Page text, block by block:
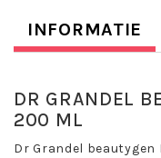
INFORMATIE
DR GRANDEL
200 ML
Dr Grandel beautygen